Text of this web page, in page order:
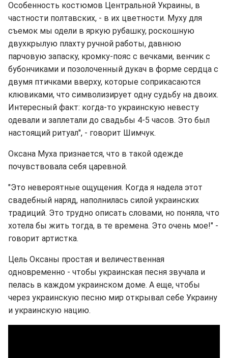
Особенность костюмов Центральной Украины, в
частности полтавских, - в их цветности. Муху для
съемок мы одели в яркую рубашку, роскошную
двухкрылую плахту ручной работы, давнюю
парчовую запаску, кромку-пояс с вечками, венчик с
бубончиками и позолоченный дукач в форме сердца с
двумя птичками вверху, которые соприкасаются
клювиками, что символизирует одну судьбу на двоих.
Интересный факт: когда-то украинскую невесту
одевали и заплетали до свадьбы 4-5 часов. Это был
настоящий ритуал", - говорит Шимчук.
Оксана Муха признается, что в такой одежде
почувствовала себя царевной.
"Это невероятные ощущения. Когда я надела этот
свадебный наряд, наполнилась силой украинских
традиций. Это трудно описать словами, но поняла, что
хотела бы жить тогда, в те времена. Это очень мое!" -
говорит артистка.
Цель Оксаны простая и величественная
одновременно - чтобы украинская песня звучала и
пелась в каждом украинском доме. А еще, чтобы
через украинскую песню мир открывал себе Украину
и украинскую нацию.